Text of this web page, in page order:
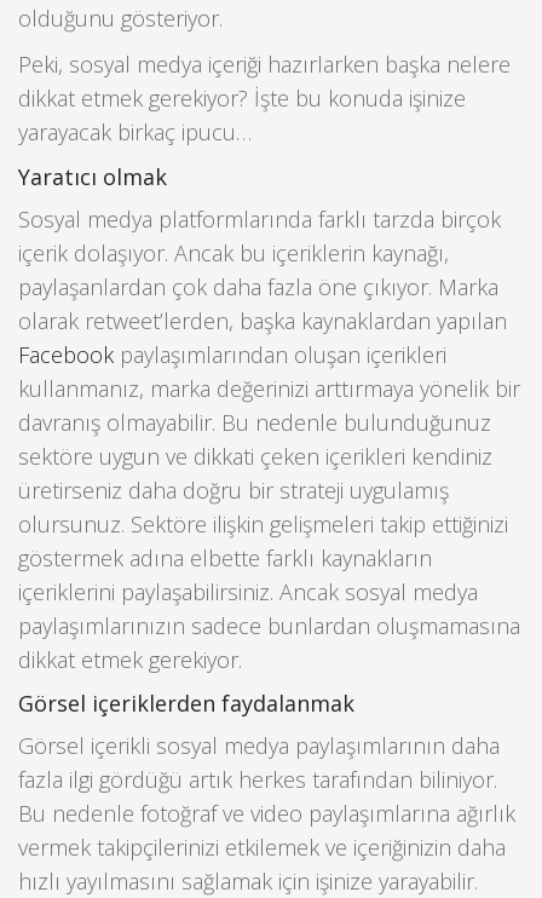
olduğunu gösteriyor.
Peki, sosyal medya içeriği hazırlarken başka nelere
dikkat etmek gerekiyor? İşte bu konuda işinize
yarayacak birkaç ipucu…
Yaratıcı olmak
Sosyal medya platformlarında farklı tarzda birçok
içerik dolaşıyor. Ancak bu içeriklerin kaynağı,
paylaşanlardan çok daha fazla öne çıkıyor. Marka
olarak retweet’lerden, başka kaynaklardan yapılan
Facebook paylaşımlarından oluşan içerikleri
kullanmanız, marka değerinizi arttırmaya yönelik bir
davranış olmayabilir. Bu nedenle bulunduğunuz
sektöre uygun ve dikkati çeken içerikleri kendiniz
üretirseniz daha doğru bir strateji uygulamış
olursunuz. Sektöre ilişkin gelişmeleri takip ettiğinizi
göstermek adına elbette farklı kaynakların
içeriklerini paylaşabilirsiniz. Ancak sosyal medya
paylaşımlarınızın sadece bunlardan oluşmamasına
dikkat etmek gerekiyor.
Görsel içeriklerden faydalanmak
Görsel içerikli sosyal medya paylaşımlarının daha
fazla ilgi gördüğü artık herkes tarafından biliniyor.
Bu nedenle fotoğraf ve video paylaşımlarına ağırlık
vermek takipçilerinizi etkilemek ve içeriğinizin daha
hızlı yayılmasını sağlamak için işinize yarayabilir.